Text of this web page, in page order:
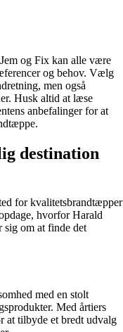
og Fix kan alle være
og behov. Vælg
men også
Husk altid at læse
anbefalinger for at
destination
for kvalitetsbrandtæpper
hvorfor Harald
sig om at finde det
med en stolt
Med årtiers
at tilbyde et bredt udvalg